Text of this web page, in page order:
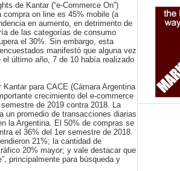
de Kantar (“e-Commerce On”)
compra on line es 45% mobile (a
en aumento, en detrimento de
de las categorías de consumo
el 30%. Sin embargo, esta
manifestó que alguna vez
último año, 7 de 10 había realizado
para CACE (Cámara Argentina
crecimiento del e-commerce
de 2019 contra 2018. La
un promedio de transacciones diarias
la Argentina. El 50% de compras se
el 36% del 1er semestre de 2018.
21%; la cantidad de
20% mayor; y vale destacar que
principalmente para búsqueda y